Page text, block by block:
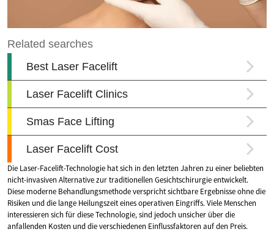
Die Laser-Facelift-Technologie hat sich in den letzten Jahren zu einer beliebten
nicht-invasiven Alternative zur traditionellen Gesichtschirurgie entwickelt.
Diese moderne Behandlungsmethode verspricht sichtbare Ergebnisse ohne die
Risiken und die lange Heilungszeit eines operativen Eingriffs. Viele Menschen
interessieren sich für diese Technologie, sind jedoch unsicher über die
anfallenden Kosten und die verschiedenen Einflussfaktoren auf den Preis.